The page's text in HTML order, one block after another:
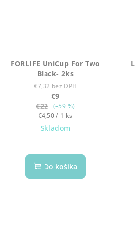
FORLIFE UniCup For Two
Black- 2ks
€7,32 bez DPH
€9
€22
(–59 %)
Jednotková
cena:
€4,50 / 1 ks
Skladom
Do košíka